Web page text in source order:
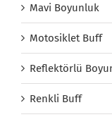
Mavi Boyunluk
Motosiklet Buff
Reflektörlü
Renkli Buff